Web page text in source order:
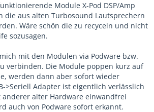
Module X-Pod DSP/Amp
die aus alten Turbosound Lautsprechern
Wäre schön die zu recyceln und nicht
sozusagen.
mit den Modulen via Podware bzw.
verbinden. Die Module poppen kurz auf
werden dann aber sofort wieder
>Seriell Adapter ist eigentlich verlässlich
alter Hardware einwandfrei
auch von Podware sofort erkannt.